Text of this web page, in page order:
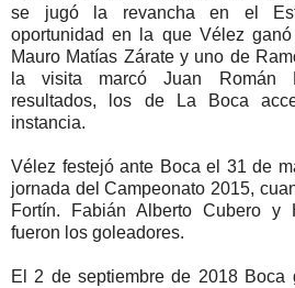
se jugó la revancha en el
oportunidad en la que Vélez
Mauro Matías Zárate y uno de
la visita marcó Juan Román
resultados, los de La Boca
instancia.
Vélez festejó ante Boca el 31 de
jornada del Campeonato 2015,
Fortín. Fabián Alberto Cubero y
fueron los goleadores.
El 2 de septiembre de 2018 Boca